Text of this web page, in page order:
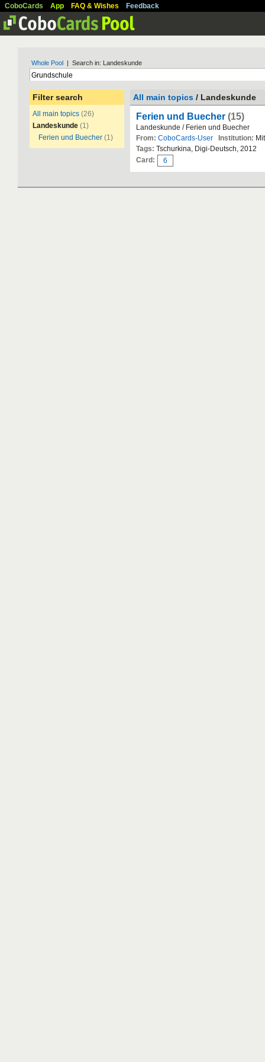
CoboCards App FAQ & Wishes Feedback
Whole Pool | Search in: Landeskunde
Filter search
All main topics (26)
Landeskunde (1)
Ferien und Buecher (1)
All main topics / Landeskunde
Ferien und Buecher (15)
Landeskunde / Ferien und Buecher
From: CoboCards-User Institution:
Tags: Tschurkina, Digi-Deutsch, 2012
Card:
6